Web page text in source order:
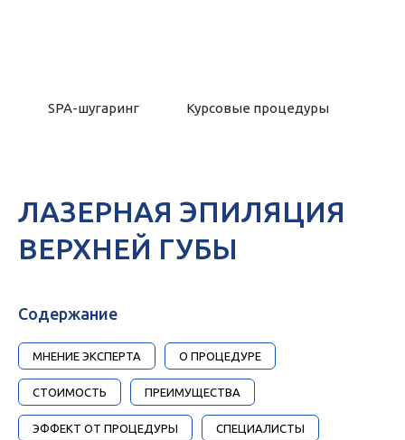
SPA-шугаринг Курсовые процедуры
ЛАЗЕРНАЯ ЭПИЛЯЦИЯ
ВЕРХНЕЙ ГУБЫ
Содержание
МНЕНИЕ ЭКСПЕРТА О ПРОЦЕДУРЕ
СТОИМОСТЬ ПРЕИМУЩЕСТВА
ЭФФЕКТ ОТ ПРОЦЕДУРЫ СПЕЦИАЛИСТЫ